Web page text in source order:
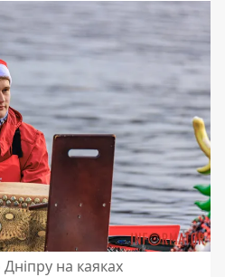
на каяках